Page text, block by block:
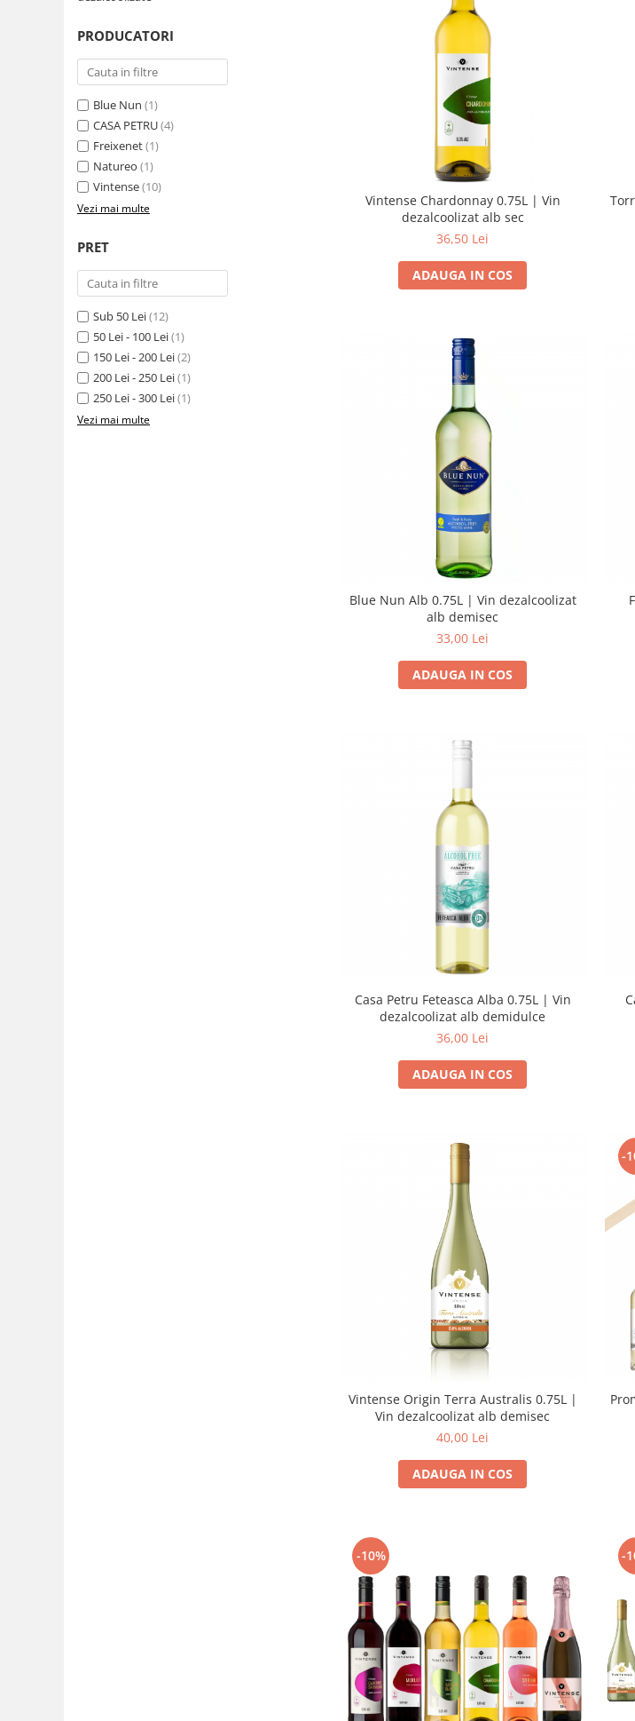
PRODUCATORI
Blue Nun (1)
CASA PETRU(4)
Freixenet(1)
Natureo (1)
Vintense(10)
Vezi mai multe
PRET
Sub 50 Lei(12)
50 Lei - 100 Lei(1)
150 Lei - 200 Lei(2)
200 Lei - 250 Lei(1)
250 Lei - 300 Lei(1)
Vezi mai multe
Vintense Chardonnay 0.75L | Vin
dezalcoolizat alb sec
36,50 Lei
ADAUGA IN COS
Blue Nun Alb 0.75L | Vin dezalcoolizat
alb demisec
33,00 Lei
ADAUGA IN COS
Casa Petru Feteasca Alba 0.75L | Vin
dezalcoolizat alb demidulce
36,00 Lei
ADAUGA IN COS
Vintense Origin Terra Australis 0.75L |
Vin dezalcoolizat alb demisec
40,00 Lei
ADAUGA IN COS
-
-10% -